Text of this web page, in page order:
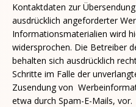
Kontaktdaten zur
ausdrücklich angeforderter
Informationsmaterialien wird
widersprochen. Die Betreiber
behalten sich ausdrücklich
Schritte im Falle der
Zusendung von
etwa durch Spam-E-Mails, vor.